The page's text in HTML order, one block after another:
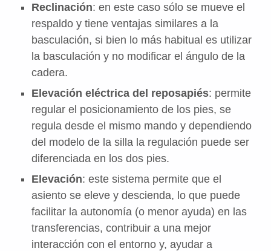
Reclinación: en este caso sólo se mueve el
respaldo y tiene ventajas similares a la
basculación, si bien lo más habitual es utilizar
la basculación y no modificar el ángulo de la
cadera.
Elevación eléctrica del reposapiés: permite
regular el posicionamiento de los pies, se
regula desde el mismo mando y dependiendo
del modelo de la silla la regulación puede ser
diferenciada en los dos pies.
Elevación: este sistema permite que el
asiento se eleve y descienda, lo que puede
facilitar la autonomía (o menor ayuda) en las
transferencias, contribuir a una mejor
interacción con el entorno y, ayudar a